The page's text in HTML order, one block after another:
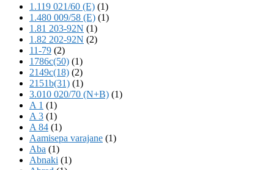
1.119 021/60 (E) (1)
1.480 009/58 (E) (1)
1.81 203-92N (1)
1.82 202-92N (2)
11-79 (2)
1786c(50) (1)
2149c(18) (2)
2151b(31) (1)
3.010 020/70 (N+B) (1)
A 1 (1)
A 3 (1)
A 84 (1)
Aamisepa varajane (1)
Aba (1)
Abnaki (1)